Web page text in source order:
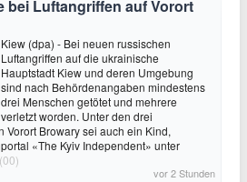
bei Luftangriffen auf Vorort
Kiew (dpa) - Bei neuen russischen
Luftangriffen auf die ukrainische
Hauptstadt Kiew und deren Umgebung
sind nach Behördenangaben mindestens
drei Menschen getötet und mehrere
verletzt worden. Unter den drei
Vorort Browary sei auch ein Kind,
«The Kyiv Independent» unter
(00)
vor 2 Stunden